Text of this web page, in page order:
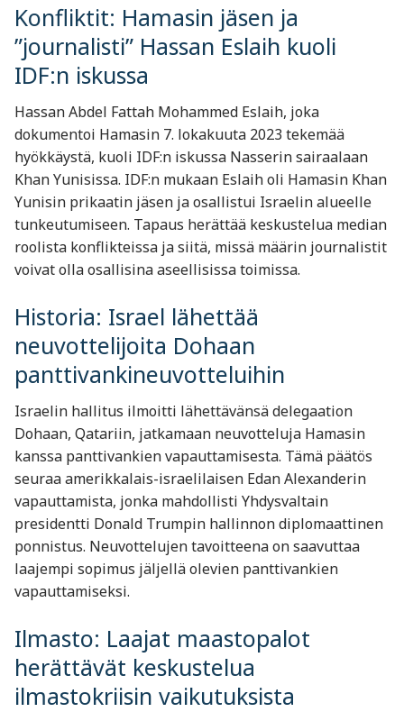
Konfliktit: Hamasin jäsen ja
”journalisti” Hassan Eslaih kuoli
IDF:n iskussa
Hassan Abdel Fattah Mohammed Eslaih, joka
dokumentoi Hamasin 7. lokakuuta 2023 tekemää
hyökkäystä, kuoli IDF:n iskussa Nasserin sairaalaan
Khan Yunisissa. IDF:n mukaan Eslaih oli Hamasin Khan
Yunisin prikaatin jäsen ja osallistui Israelin alueelle
tunkeutumiseen. Tapaus herättää keskustelua median
roolista konflikteissa ja siitä, missä määrin journalistit
voivat olla osallisina aseellisissa toimissa.
Historia: Israel lähettää
neuvottelijoita Dohaan
panttivankineuvotteluihin
Israelin hallitus ilmoitti lähettävänsä delegaation
Dohaan, Qatariin, jatkamaan neuvotteluja Hamasin
kanssa panttivankien vapauttamisesta. Tämä päätös
seuraa amerikkalais-israelilaisen Edan Alexanderin
vapauttamista, jonka mahdollisti Yhdysvaltain
presidentti Donald Trumpin hallinnon diplomaattinen
ponnistus. Neuvottelujen tavoitteena on saavuttaa
laajempi sopimus jäljellä olevien panttivankien
vapauttamiseksi.
Ilmasto: Laajat maastopalot
herättävät keskustelua
ilmastokriisin vaikutuksista